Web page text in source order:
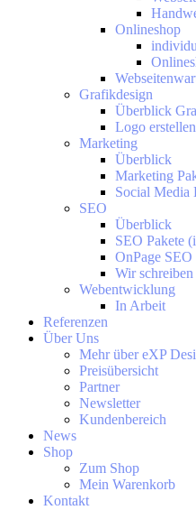
Onlineshop
Grafikdesign
Überblick
Logo
Marketing
Überblick
Marketing
Social Media
SEO
Überblick
SEO Pakete
OnPage
Wir
Webentwicklung
In Arbeit
Referenzen
Über Uns
Mehr über eXP
Preisübersicht
Partner
Newsletter
Kundenbereich
News
Shop
Zum Shop
Mein Warenkorb
Kontakt